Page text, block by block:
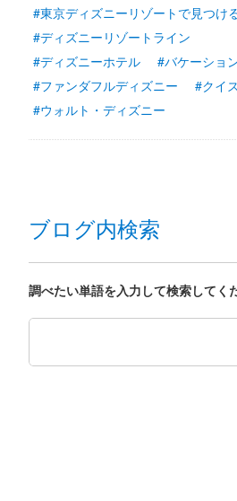
#東京ディズニーリゾートで見つけ
#ディズニーリゾートライン
#ディズニーホテル
#バケーショ
#ファンダフルディズニー
#クイ
#ウォルト・ディズニー
ブログ内検索
調べたい単語を入力して検索してく